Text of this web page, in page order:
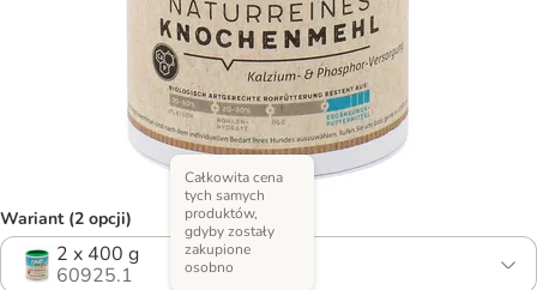
Wariant (2 opcji)
2 x 400 g
60925.1
Całkowita cena
tych samych
produktów,
gdyby zostały
zakupione
osobno